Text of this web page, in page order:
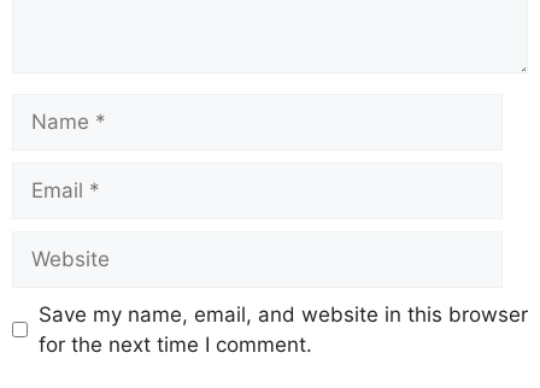
Save my name, email, and website in this browser
for the next time I comment.